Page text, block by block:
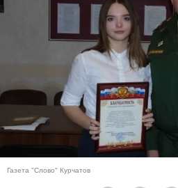
Газета "Слово" Курчатов